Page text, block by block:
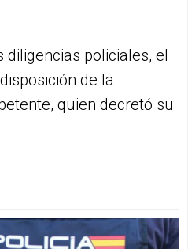
policiales, el
de la
quien decretó su